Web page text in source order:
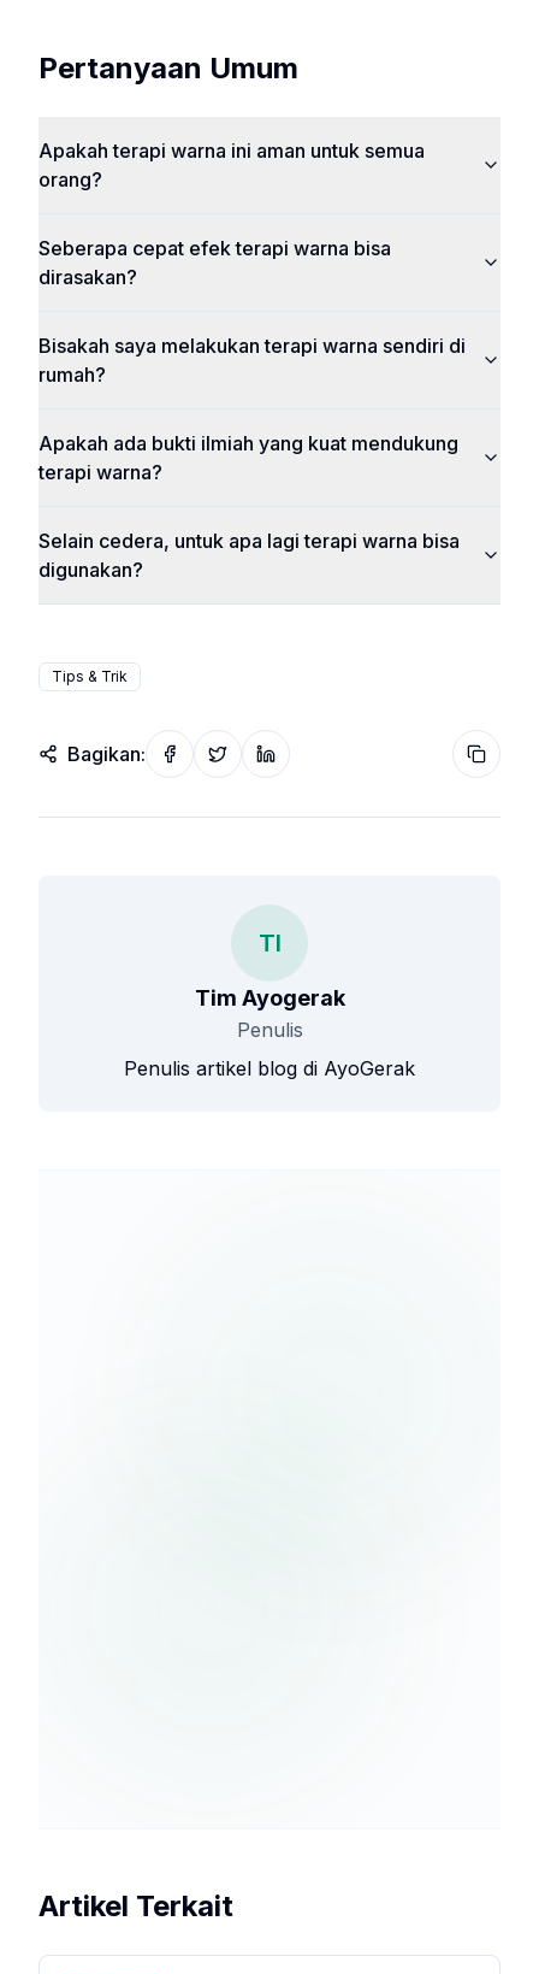
Pertanyaan Umum
Apakah terapi warna ini aman untuk semua
orang?
Seberapa cepat efek terapi warna bisa
dirasakan?
Bisakah saya melakukan terapi warna sendiri di
rumah?
Apakah ada bukti ilmiah yang kuat mendukung
terapi warna?
Selain cedera, untuk apa lagi terapi warna bisa
digunakan?
Tips & Trik
Bagikan: Share on Facebook
Share on Twitter
Share on LinkedIn Copy
TI
Tim Ayogerak
Penulis
Penulis artikel blog di AyoGerak
Artikel Terkait